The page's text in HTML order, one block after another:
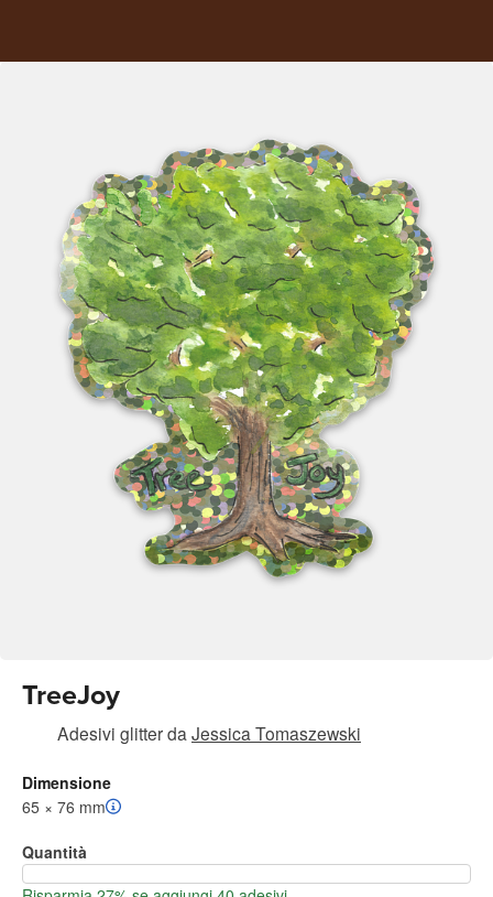
TreeJoy
Adesivi glitterda Jessica Tomaszewski
Dimensione
65 × 76 mm
Quantità